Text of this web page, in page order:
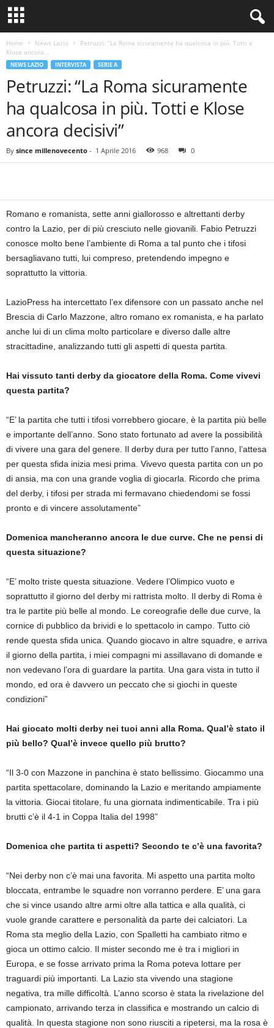
Home News Lazio
Petruzzi: “La Roma sicuramente ha qualcosa in più. Totti e
Klose ancora...
NEWS LAZIO INTERVISTA SERIE A
Petruzzi: “La Roma sicuramente
ha qualcosa in più. Totti e Klose
ancora decisivi”
By since millenovecento - 1 Aprile 2016 968 0
Romano e romanista, sette anni giallorosso e altrettanti derby
contro la Lazio, per di più cresciuto nelle giovanili. Fabio Petruzzi
conosce molto bene l’ambiente di Roma a tal punto che i tifosi
bersagliavano tutti, lui compreso, pretendendo impegno e
soprattutto la vittoria.
LazioPress ha intercettato l’ex difensore con un passato anche nel
Brescia di Carlo Mazzone, altro romano ex romanista, e ha parlato
anche lui di un clima molto particolare e diverso dalle altre
stracittadine, analizzando tutti gli aspetti di questa partita.
Hai vissuto tanti derby da giocatore della Roma. Come vivevi
questa partita?
“E’ la partita che tutti i tifosi vorrebbero giocare, è la partita più belle
e importante dell’anno. Sono stato fortunato ad avere la possibilità
di vivere una gara del genere. Il derby dura per tutto l’anno, l’attesa
per questa sfida inizia mesi prima. Vivevo questa partita con un po
di ansia, ma con una grande voglia di giocarla. Ricordo che prima
del derby, i tifosi per strada mi fermavano chiedendomi se fossi
pronto e di vincere assolutamente”
Domenica mancheranno ancora le due curve. Che ne pensi di
questa situazione?
“E’ molto triste questa situazione. Vedere l’Olimpico vuoto e
soprattutto il giorno del derby mi rattrista molto. Il derby di Roma è
tra le partite più belle al mondo. Le coreografie delle due curve, la
cornice di pubblico da brividi e lo spettacolo in campo. Tutto ciò
rende questa sfida unica. Quando giocavo in altre squadre, e arriva
il giorno della partita, i miei compagni mi assillavano di domande e
non vedevano l’ora di guardare la partita. Una gara vista in tutto il
mondo, ed ora è davvero un peccato che si giochi in queste
condizioni”
Hai giocato molti derby nei tuoi anni alla Roma. Qual’è stato il
più bello? Qual’è invece quello più brutto?
“Il 3-0 con Mazzone in panchina è stato bellissimo. Giocammo una
partita spettacolare, dominando la Lazio e meritando ampiamente
la vittoria. Giocai titolare, fu una giornata indimenticabile. Tra i più
brutti c’è il 4-1 in Coppa Italia del 1998”
Domenica che partita ti aspetti? Secondo te c’è una favorita?
“Nei derby non c’è mai una favorita. Mi aspetto una partita molto
bloccata, entrambe le squadre non vorranno perdere. E’ una gara
che si vince usando altre armi oltre alla tattica e alla qualità, ci
vuole grande carattere e personalità da parte dei calciatori. La
Roma sta meglio della Lazio, con Spalletti ha cambiato ritmo e
gioca un ottimo calcio. Il mister secondo me è tra i migliori in
Europa, e se fosse arrivato prima la Roma poteva lottare per
traguardi più importanti. La Lazio sta vivendo una stagione
negativa, tra mille difficoltà. L’anno scorso è stata la rivelazione del
campionato, arrivando terza in classifica e mostrando un calcio di
qualità. In questa stagione non sono riusciti a ripetersi, ma la rosa è